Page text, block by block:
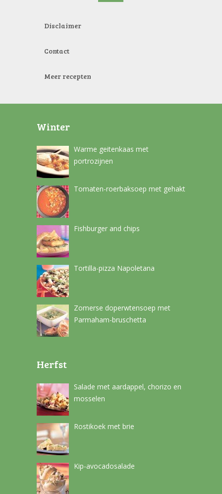
Disclaimer
Contact
Meer recepten
Winter
Warme geitenkaas met
portrozijnen
Tomaten-roerbaksoep met gehakt
Fishburger and chips
Tortilla-pizza Napoletana
Zomerse doperwtensoep met
Parmaham-bruschetta
Herfst
Salade met aardappel, chorizo en
mosselen
Rostikoek met brie
Kip-avocadosalade